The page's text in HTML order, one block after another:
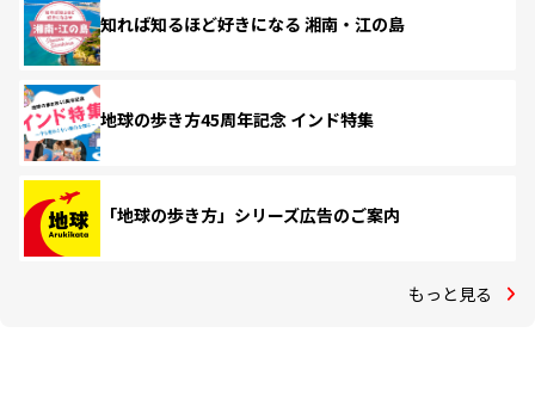
知れば知るほど好きになる 湘南・江の島
地球の歩き方45周年記念 インド特集
「地球の歩き方」シリーズ広告のご案内
もっと見る